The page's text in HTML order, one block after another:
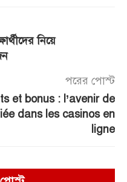
নিয়ে
পরের পোস্ট
et bonus : l’avenir de
dans les casinos en
ligne